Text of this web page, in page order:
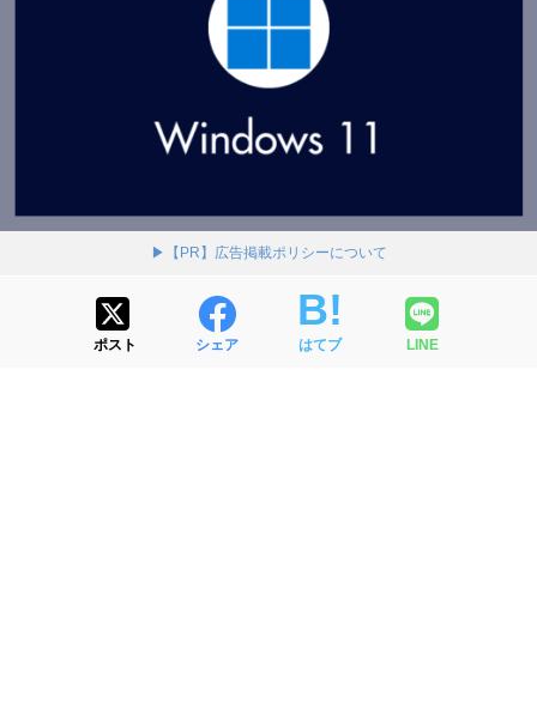
▶【PR】広告掲載ポリシーについて
ポスト シェア はてブ LINE